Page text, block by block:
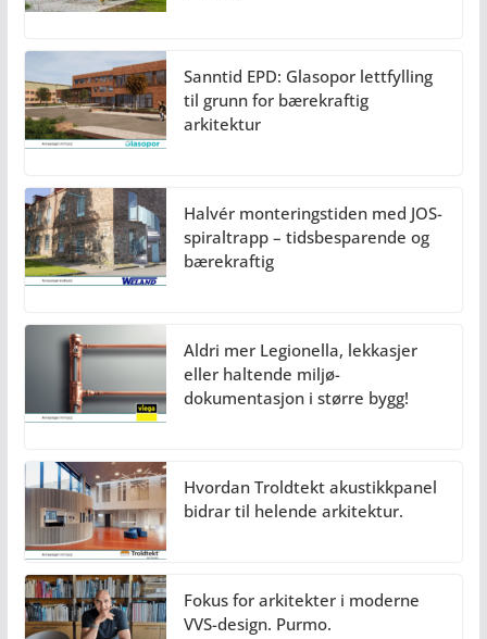
Sanntid EPD: Glasopor lettfylling
til grunn for bærekraftig
arkitektur
Halvér monteringstiden med JOS-
spiraltrapp – tidsbesparende og
bærekraftig
Aldri mer Legionella, lekkasjer
eller haltende miljø-
dokumentasjon i større bygg!
Hvordan Troldtekt akustikkpanel
bidrar til helende arkitektur.
Fokus for arkitekter i moderne
VVS-design. Purmo.